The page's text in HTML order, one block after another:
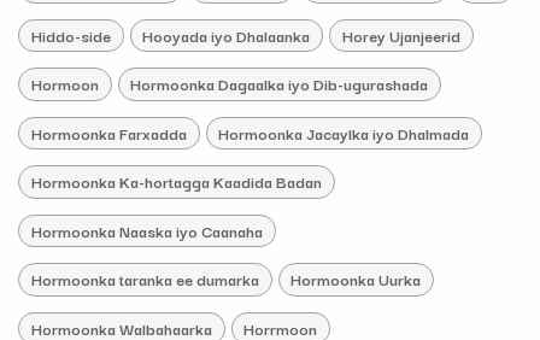
Hiddo-side Hooyada iyo Dhalaanka Horey Ujanjeerid
Hormoon Hormoonka Dagaalka iyo Dib-ugurashada
Hormoonka Farxadda Hormoonka Jacaylka iyo Dhalmada
Hormoonka Ka-hortagga Kaadida Badan
Hormoonka Naaska iyo Caanaha
Hormoonka taranka ee dumarka Hormoonka Uurka
Hormoonka Walbahaarka Horrmoon